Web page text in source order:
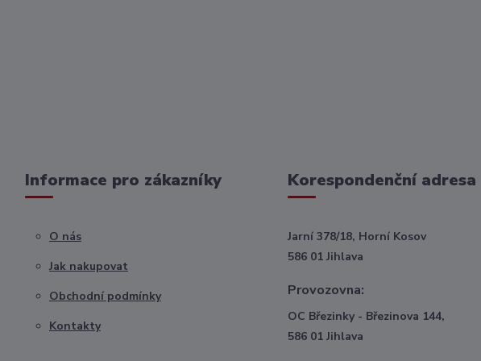
Informace pro zákazníky
O nás
Jak nakupovat
Obchodní podmínky
Kontakty
Korespondenční adresa
Jarní 378/18, Horní Kosov
586 01 Jihlava
Provozovna:
OC Březinky - Březinova 144,
586 01 Jihlava